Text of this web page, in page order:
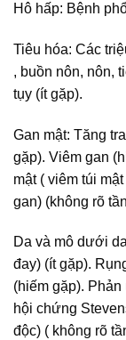
Hô hấp: Bệnh
Tiêu hóa: Các
, buồn nôn, nôn,
tụy (ít gặp).
Gan mật: Tăng
gặp). Viêm gan
mật ( viêm túi
gan) (không rõ
Da và mô dưới
đay) (ít gặp).
(hiếm gặp).
hội chứng
độc) ( không rõ